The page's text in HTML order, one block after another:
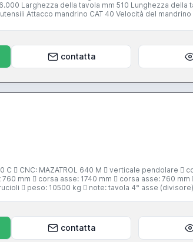
510 Lunghezza della tavola mm 1460 Peso
contatta
mm  corsa asse: 1740 mm  corsa asse: 760 mm
capacità magazzino utensili: 30 posti  evacuatore trucioli  peso: 10500 kg  note: tavola 4°
contatta